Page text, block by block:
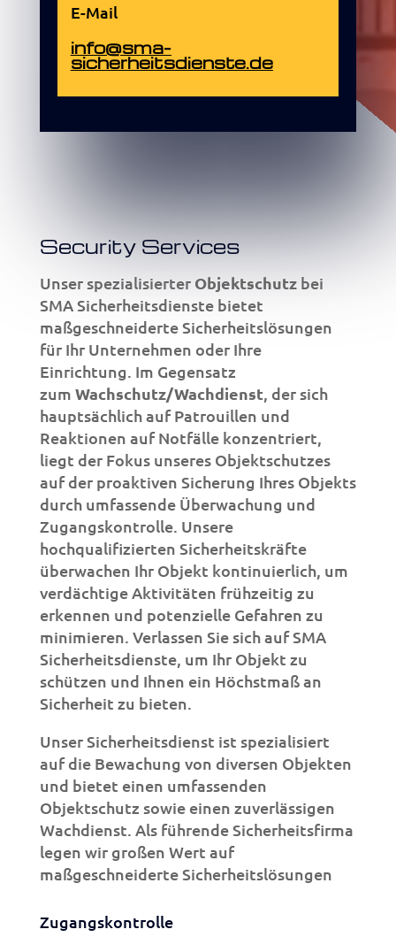
E-Mail
info@sma-
sicherheitsdienste.de
Security Services
Unser spezialisierter Objektschutzbei
SMA Sicherheitsdienste bietet
maßgeschneiderte Sicherheitslösungen
für Ihr Unternehmen oder Ihre
Einrichtung. Im Gegensatz
zum Wachschutz/Wachdienst, der sich
hauptsächlich auf Patrouillen und
Reaktionen auf Notfälle konzentriert,
liegt der Fokus unseres Objektschutzes
auf der proaktiven Sicherung Ihres Objekts
durch umfassende Überwachung und
Zugangskontrolle. Unsere
hochqualifizierten Sicherheitskräfte
überwachen Ihr Objekt kontinuierlich, um
verdächtige Aktivitäten frühzeitig zu
erkennen und potenzielle Gefahren zu
minimieren. Verlassen Sie sich auf SMA
Sicherheitsdienste, um Ihr Objekt zu
schützen und Ihnen ein Höchstmaß an
Sicherheit zu bieten.
Unser Sicherheitsdienst ist spezialisiert
auf die Bewachung von diversen Objekten
und bietet einen umfassenden
Objektschutz sowie einen zuverlässigen
Wachdienst. Als führende Sicherheitsfirma
legen wir großen Wert auf
maßgeschneiderte Sicherheitslösungen
Zugangskontrolle